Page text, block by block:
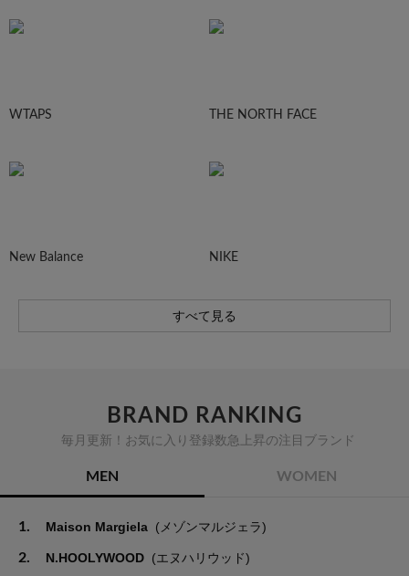
WTAPS THE NORTH FACE
New Balance NIKE
すべて見る
BRAND RANKING
毎月更新！お気に入り登録数急上昇の注目ブランド
MEN WOMEN
1. Maison Margiela (メゾンマルジェラ)
2. N.HOOLYWOOD (エヌハリウッド)